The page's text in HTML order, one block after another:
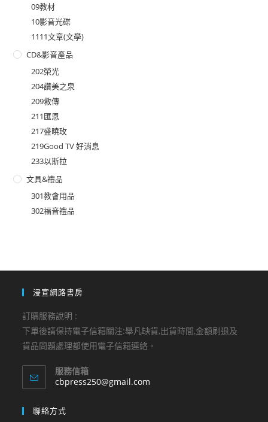
09教材
10影音光碟
1111文章(文學)
CD&影音產品
202榮光
204讚美之泉
209救傳
211匯恩
217盛曉玫
219Good TV 好消息
233以斯拉
文具&禮品
301教會用品
302福音禮品
浸宣網路書房
訂購服務說明 :
下單後請保持電子信箱關注:舉凡缺貨,出貨時間,金額刷退及
貨品問題處理都使用電子信箱連絡。
服務信箱
cbpress250@gmail.com
聯絡方式